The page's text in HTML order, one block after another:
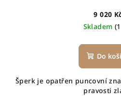
9 020
Skladem
Do
Šperk je opatřen puncovní
pravosti